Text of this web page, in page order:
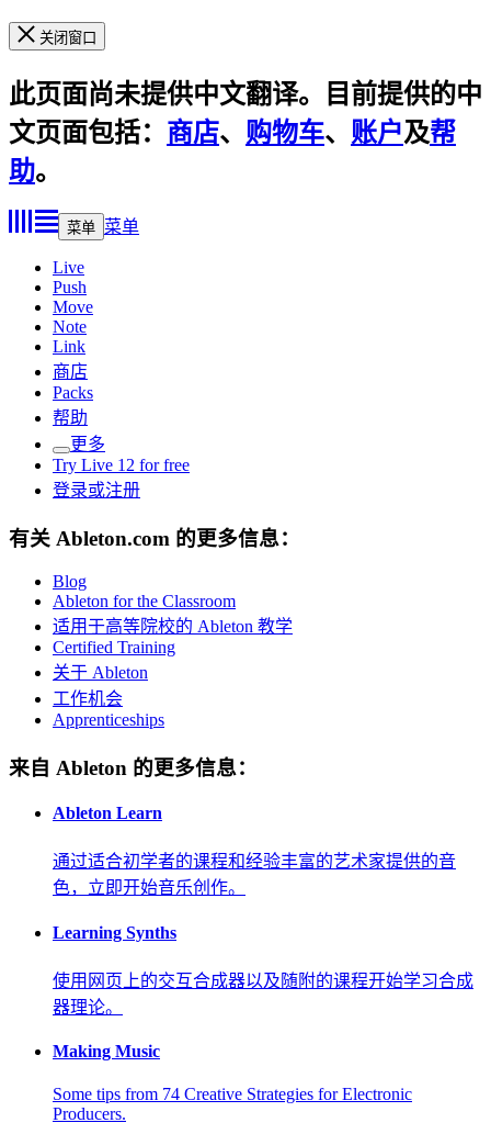
关闭窗口
此页面尚未提供中文翻译。目前提供的中
文页面包括： 商店、 购物车、 账户及帮
助。
菜单 菜单
Live
Push
Move
Note
Link
商店
Packs
帮助
更多
Try Live 12 for free
登录或注册
有关 Ableton.com 的更多信息：
Blog
Ableton for the Classroom
适用于高等院校的 Ableton 教学
Certified Training
关于 Ableton
工作机会
Apprenticeships
来自 Ableton 的更多信息：
Ableton Learn
通过适合初学者的课程和经验丰富的艺术家提供的音
色，立即开始音乐创作。
Learning Synths
使用网页上的交互合成器以及随附的课程开始学习合成
器理论。
Making Music
Some tips from 74 Creative Strategies for Electronic
Producers.